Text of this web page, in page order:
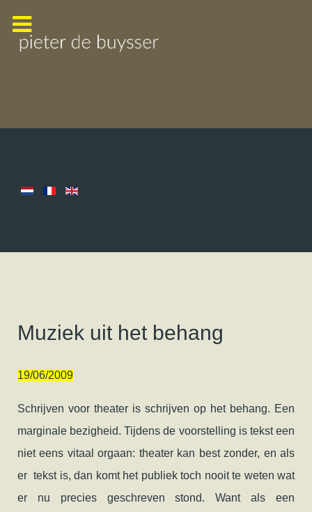
Muziek uit het behang
19/06/2009
Schrijven voor theater is schrijven op het behang. Een
marginale bezigheid. Tijdens de voorstelling is tekst een
niet eens vitaal orgaan: theater kan best zonder, en als
er tekst is, dan komt het publiek toch nooit te weten wat
er nu precies geschreven stond. Want als een